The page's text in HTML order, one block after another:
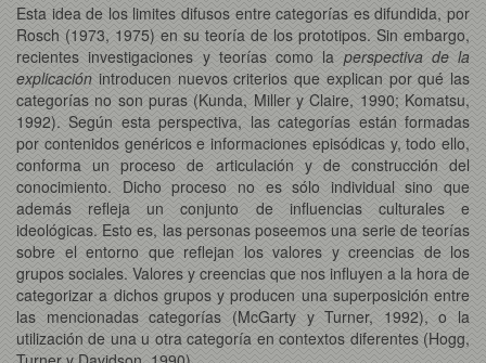
Esta idea de los limites difusos entre categorías es difundida, por
Rosch (1973, 1975) en su teoría de los prototipos. Sin embargo,
recientes investigaciones y teorías como la perspectiva de la
explicación introducen nuevos criterios que explican por qué las
categorías no son puras (Kunda, Miller y Claire, 1990; Komatsu,
1992). Según esta perspectiva, las categorías están formadas
por contenidos genéricos e informaciones episódicas y, todo ello,
conforma un proceso de articulación y de construcción del
conocimiento. Dicho proceso no es sólo individual sino que
además refleja un conjunto de influencias culturales e
ideológicas. Esto es, las personas poseemos una serie de teorías
sobre el entorno que reflejan los valores y creencias de los
grupos sociales. Valores y creencias que nos influyen a la hora de
categorizar a dichos grupos y producen una superposición entre
las mencionadas categorías (McGarty y Turner, 1992), o la
utilización de una u otra categoría en contextos diferentes (Hogg,